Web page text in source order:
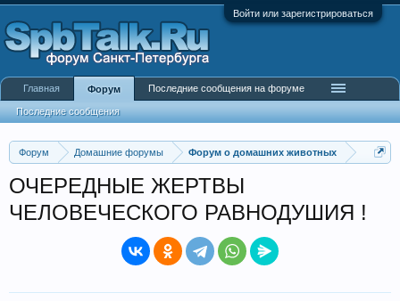
Войти или зарегистрироваться
Форум Домашние форумы Форум о домашних животных
ОЧЕРЕДНЫЕ ЖЕРТВЫ
ЧЕЛОВЕЧЕСКОГО РАВНОДУШИЯ !
Главная Форум
Последние сообщения
Последние сообщения на форуме